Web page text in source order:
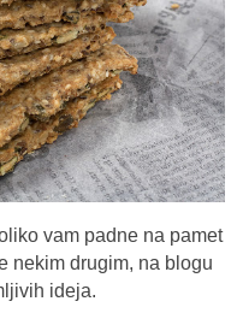
vam padne na pamet
nekim drugim, na blogu
ideja.